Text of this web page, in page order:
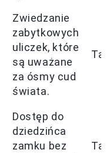
Zwiedzanie
zabytkowych
uliczek, które
są uważane
za ósmy cud
świata.
Tak
Dostęp do
dziedzińca
zamku bez
Tak